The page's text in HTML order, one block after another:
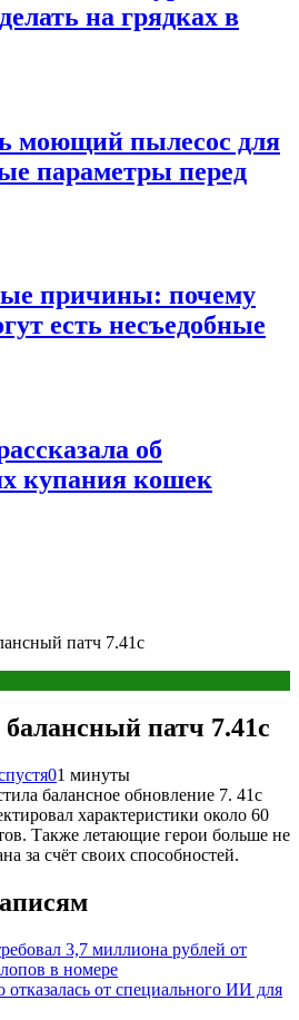
на грядках в
моющий пылесос для
параметры перед
причины: почему
есть несъедобные
об
купания кошек
патч 7.41c
патч 7.41c
01 минуты
балансное обновление 7. 41c
характеристики около 60
Также летающие герои больше не
за счёт своих способностей.
3,7 миллиона рублей от
в номере
отказалась от специального ИИ для